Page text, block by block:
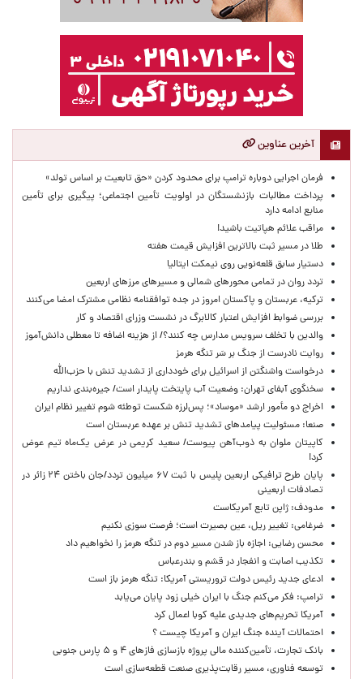
آخرین عناوین
فرمان اجرایی دوباره ترامپ برای محدود کردن «حق تابعیت بر اساس تولد»
پرداخت مطالبات بازنشستگان در اولویت تأمین اجتماعی؛ پیگیری برای تأمین
منابع ادامه دارد
مراقب علائم هپاتیت باشید!
طلا در مسیر ثبت بالاترین افزایش قیمت هفته
دستیار سابق قلعه‌نویی روی نیمکت ایتالیا
تردد روان در تمامی محورهای شمالی و مسیرهای مرزهای اربعین
ترکیه، عربستان و پاکستان امروز در جده توافقنامه نظامی مشترک امضا می‌کنند
بررسی ضوابط افزایش اعتبار کالابرگ در نشست وزرای اقتصاد و کار
والدین با تخلف سرویس مدارس چه کنند؟/ از هزینه اضافه تا معطلی دانش‌آموز
روایت نادرست از جنگ بر سَر تنگه هرمز
درخواست واشنگتن از اسرائیل برای خودداری از تشدید تنش با حزب‌الله
سخنگوی آبفای تهران: وضعیت آب پایتخت پایدار است/ جیره‌بندی نداریم
اخراج دو مأمور ارشد «موساد»؛ پس‌لرزه شکست توطئه شوم تغییر نظام ایران
صنعا: مسئولیت پیامدهای تشدید تنش بر عهده عربستان است
کاپیتان ملوان به ذوب‌آهن پیوست/ سعید کریمی در عرض یک‌ماه تیم عوض
کرد!
پایان طرح ترافیکی اربعین پلیس با ثبت ۶۷ میلیون تردد/جان باختن ۲۴ زائر در
تصادفات اربعینی
مدودف: ژاپن تابع آمریکاست
ضرغامی: تغییر ریل، عین بصیرت است؛ فرصت سوزی نکنیم
محسن رضایی: اجازه باز شدن مسیر دوم در تنگه هرمز را نخواهیم داد
تکذیب اصابت و انفجار در قشم و بندرعباس
ادعای جدید رئیس دولت تروریستی آمریکا: تنگه هرمز باز است
ترامپ: فکر می‌کنم جنگ با ایران خیلی زود پایان می‌یابد
آمریکا تحریم‌های جدیدی علیه کوبا اعمال کرد
احتمالات آینده جنگ ایران و آمریکا چیست ؟
بانک تجارت، تأمین‌کننده مالی پروژه بازسازی فازهای ۴ و ۵ پارس جنوبی
توسعه فناوری، مسیر رقابت‌پذیری صنعت قطعه‌سازی است